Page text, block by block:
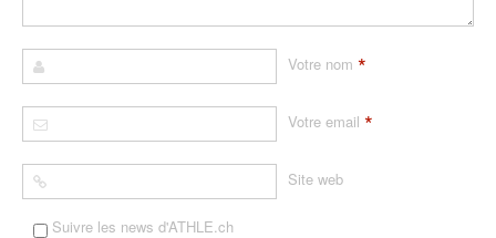
Votre nom *
Votre email *
Site web
Suivre les news d'ATHLE.ch